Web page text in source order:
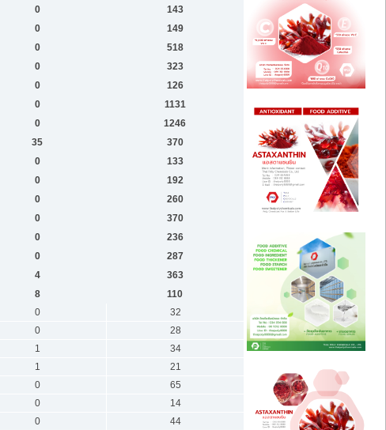
0
143
0
149
0
518
0
323
0
126
0
1131
0
1246
35
370
0
133
0
192
0
260
0
370
0
236
0
287
4
363
8
110
0
32
0
28
1
34
1
21
0
65
0
14
0
44